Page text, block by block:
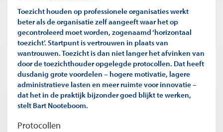
Toezicht houden op professionele organisaties werkt
beter als de organisatie zelf aangeeft waar het op
gecontroleerd moet worden, zogenaamd ‘horizontaal
toezicht’. Startpunt is vertrouwen in plaats van
wantrouwen. Toezicht is dan niet langer het afvinken van
door de toezichthouder opgelegde protocollen. Dat heeft
dusdanig grote voordelen – hogere motivatie, lagere
administratieve lasten en meer ruimte voor innovatie –
dat het in de praktijk bijzonder goed blijkt te werken,
stelt Bart Nooteboom.
Protocollen